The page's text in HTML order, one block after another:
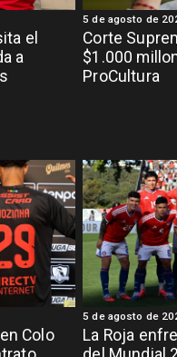
el
a
Corte
$1.000
ProCultura
5 de agosto de
Colo
La Roja
5 de agosto de